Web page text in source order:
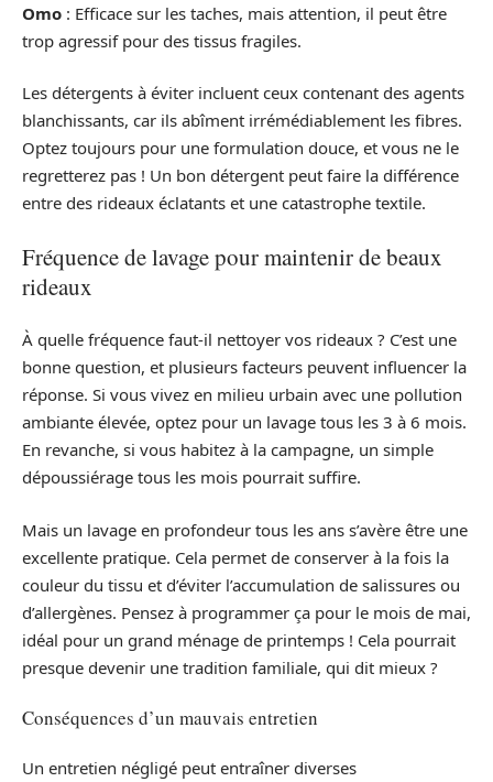
Omo : Efficace sur les taches, mais attention, il peut être
trop agressif pour des tissus fragiles.
Les détergents à éviter incluent ceux contenant des agents
blanchissants, car ils abîment irrémédiablement les fibres.
Optez toujours pour une formulation douce, et vous ne le
regretterez pas ! Un bon détergent peut faire la différence
entre des rideaux éclatants et une catastrophe textile.
Fréquence de lavage pour maintenir de beaux
rideaux
À quelle fréquence faut-il nettoyer vos rideaux ? C’est une
bonne question, et plusieurs facteurs peuvent influencer la
réponse. Si vous vivez en milieu urbain avec une pollution
ambiante élevée, optez pour un lavage tous les 3 à 6 mois.
En revanche, si vous habitez à la campagne, un simple
dépoussiérage tous les mois pourrait suffire.
Mais un lavage en profondeur tous les ans s’avère être une
excellente pratique. Cela permet de conserver à la fois la
couleur du tissu et d’éviter l’accumulation de salissures ou
d’allergènes. Pensez à programmer ça pour le mois de mai,
idéal pour un grand ménage de printemps ! Cela pourrait
presque devenir une tradition familiale, qui dit mieux ?
Conséquences d’un mauvais entretien
Un entretien négligé peut entraîner diverses